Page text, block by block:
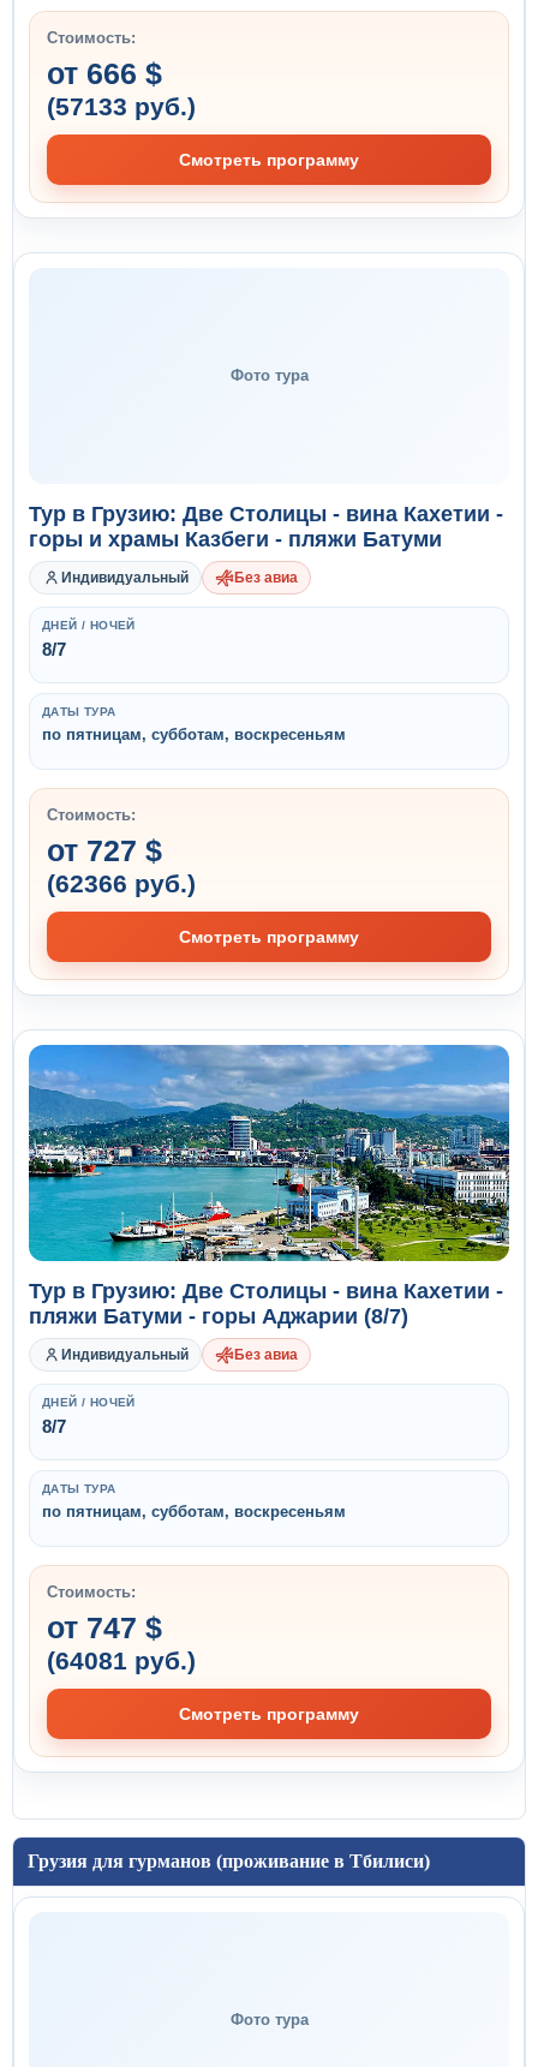
Стоимость:
от 666 $
(57133 руб.)
Смотреть программу
Фото тура
Тур в Грузию: Две Столицы - вина Кахетии -
горы и храмы Казбеги - пляжи Батуми
Индивидуальный Без авиа
ДНЕЙ / НОЧЕЙ
8/7
ДАТЫ ТУРА
по пятницам, субботам, воскресеньям
Стоимость:
от 727 $
(62366 руб.)
Смотреть программу
Тур в Грузию: Две Столицы - вина Кахетии -
пляжи Батуми - горы Аджарии (8/7)
Индивидуальный Без авиа
ДНЕЙ / НОЧЕЙ
8/7
ДАТЫ ТУРА
по пятницам, субботам, воскресеньям
Стоимость:
от 747 $
(64081 руб.)
Смотреть программу
Грузия для гурманов (проживание в Тбилиси)
Фото тура